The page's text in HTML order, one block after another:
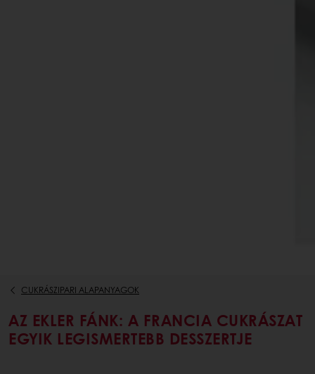
CUKRÁSZIPARI ALAPANYAGOK
AZ EKLER FÁNK: A FRANCIA CUKRÁSZAT
EGYIK LEGISMERTEBB DESSZERTJE